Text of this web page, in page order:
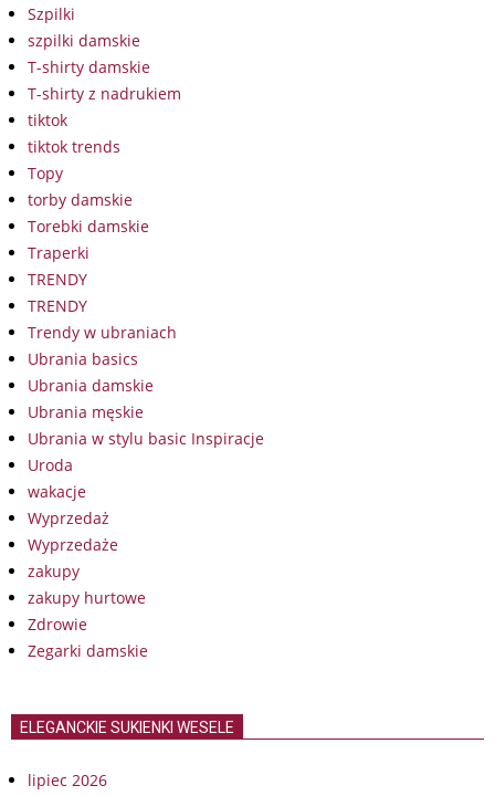
Szpilki
szpilki damskie
T-shirty damskie
T-shirty z nadrukiem
tiktok
tiktok trends
Topy
torby damskie
Torebki damskie
Traperki
TRENDY
TRENDY
Trendy w ubraniach
Ubrania basics
Ubrania damskie
Ubrania męskie
Ubrania w stylu basic Inspiracje
Uroda
wakacje
Wyprzedaż
Wyprzedaże
zakupy
zakupy hurtowe
Zdrowie
Zegarki damskie
ELEGANCKIE SUKIENKI WESELE
lipiec 2026